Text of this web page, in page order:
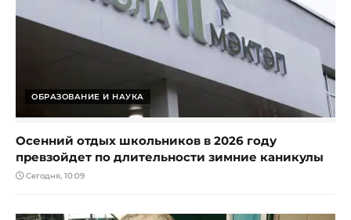
ОБРАЗОВАНИЕ И НАУКА
Осенний отдых школьников в 2026 году
превзойдет по длительности зимние каникулы
Сегодня, 10:09